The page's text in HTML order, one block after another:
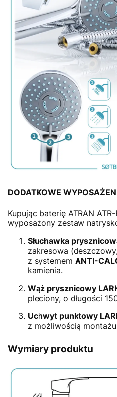
DODATKOWE
Kupując baterię ATRAN
wyposażony zestaw
Słuchawka
zakresowa
z systemem ANTI-
kamienia.
Wąż prysznicowy
pleciony, o długości
Uchwyt punktowy
z możliwością montażu
Wymiary produktu